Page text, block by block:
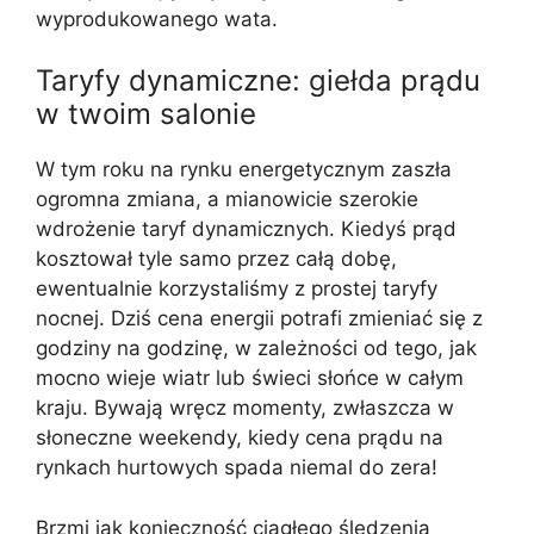
wyprodukowanego wata.
Taryfy dynamiczne: giełda prądu
w twoim salonie
W tym roku na rynku energetycznym zaszła
ogromna zmiana, a mianowicie szerokie
wdrożenie taryf dynamicznych. Kiedyś prąd
kosztował tyle samo przez całą dobę,
ewentualnie korzystaliśmy z prostej taryfy
nocnej. Dziś cena energii potrafi zmieniać się z
godziny na godzinę, w zależności od tego, jak
mocno wieje wiatr lub świeci słońce w całym
kraju. Bywają wręcz momenty, zwłaszcza w
słoneczne weekendy, kiedy cena prądu na
rynkach hurtowych spada niemal do zera!
Brzmi jak konieczność ciągłego śledzenia